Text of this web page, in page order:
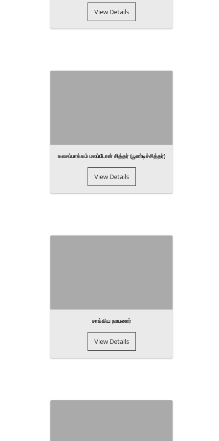
View Details
கலசப்பாக்கம் மலப்பீடான் சித்தர் (பூண்டிச்சித்தர்)
View Details
சாக்கிய நாயனார்
View Details